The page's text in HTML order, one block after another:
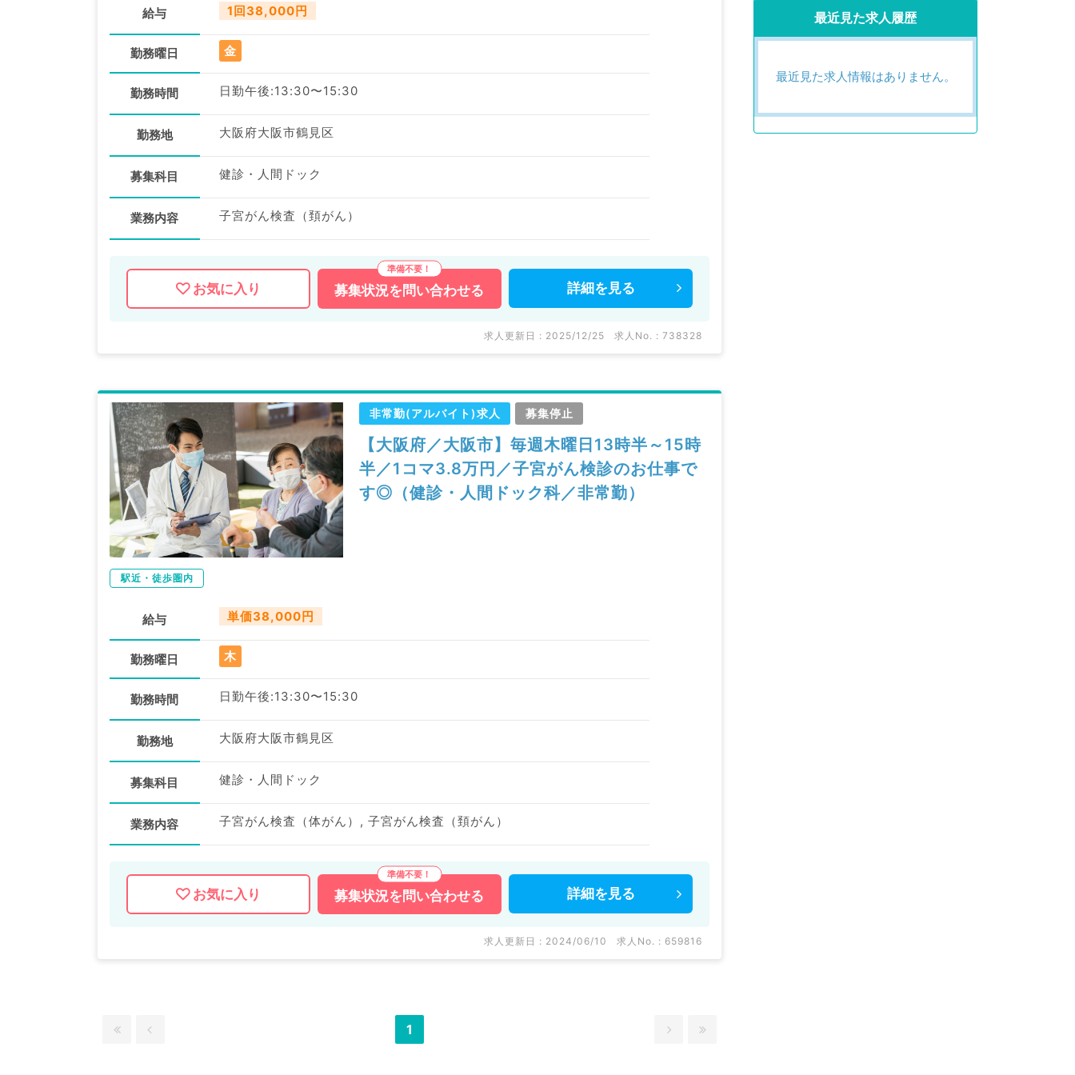
給与 1回38,000円
勤務曜日 金
勤務時間 日勤午後:13:30〜15:30
勤務地 大阪府大阪市鶴見区
募集科目 健診・人間ドック
業務内容 子宮がん検査（頚がん）
お気に入り 募集状況を 問い合わせる 詳細を 見る
求人更新日 : 2025/12/25 求人No. : 738328
非常勤(アルバイト)求人 募集停止
【大阪府／大阪市】毎週木曜日13時半～15時
半／1コマ3.8万円／子宮がん検診のお仕事で
す◎（健診・人間ドック科／非常勤）
駅近・徒歩圏内
給与 単価38,000円
勤務曜日 木
勤務時間 日勤午後:13:30〜15:30
勤務地 大阪府大阪市鶴見区
募集科目 健診・人間ドック
業務内容 子宮がん検査（体がん）, 子宮がん検査（頚がん）
お気に入り 募集状況を 問い合わせる 詳細を 見る
求人更新日 : 2024/06/10 求人No. : 659816
1
最近見た求人履歴
最近見た求人情報はありません。